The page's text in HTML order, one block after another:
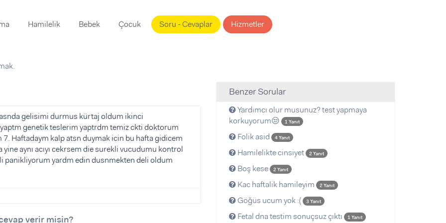
Hamilelik Bebek Çocuk Soru - Cevaplar Hizmetler
gelisimi durmus kürtaj oldum ikinci
genetik teslerim yaptrdm temiz ckti doktorum
Haftadaym kalp atsn duymak icin bu hafta gidicem
aynı acıyı cekrsem die surekli vucudumu kontrol
panikliyorum yardm edin dusnmekten deli oldum
verir misin?
Benzer Sorular
Yardımcı olur musunuz? test yapmaya
korkuyorum😒
1 Yanıt
Folik asid 4 Yanıt
Hamilelikte cinsiyet 2 Yanıt
Boş kese 2 Yanıt
Kac haftalik hamileyim 2 Yanıt
Göğüs ucum yok :( 3 Yanıt
Fetal dna testim sonuçsuz çıktı 1 Yanıt